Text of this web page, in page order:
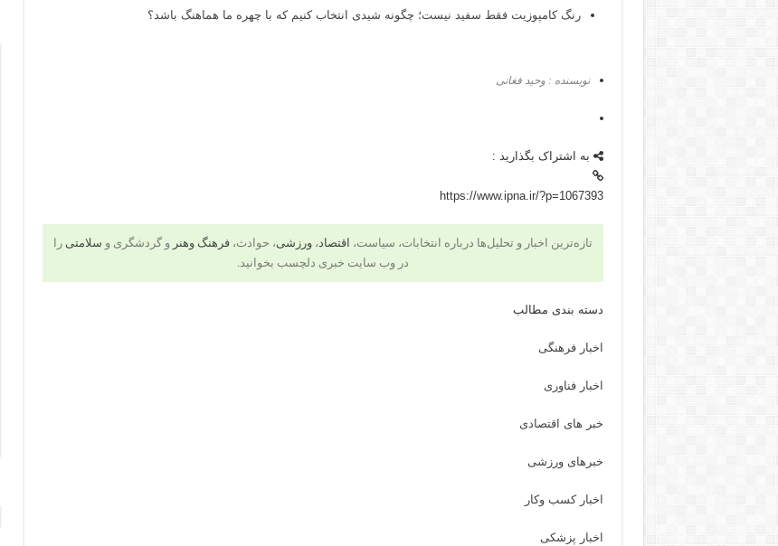
رنگ کامپوزیت فقط سفید نیست؛ چگونه شیدی انتخاب کنیم که با چهره ما هماهنگ باشد؟
نویسنده : وحید فغانی
به اشتراک بگذارید :
https://www.ipna.ir/?p=1067393
تازه‌ترین اخبار و تحلیل‌ها درباره انتخابات، سیاست، اقتصاد،ورزشی، حوادث،فرهنگ وهنر و گردشگری و سلامتی را
در وب سایت خبری دلچسب بخوانید.
دسته بندی مطالب
اخبار فرهنگی
اخبار فناوری
خبر های اقتصادی
خبرهای ورزشی
اخبار کسب وکار
اخبار پزشکی